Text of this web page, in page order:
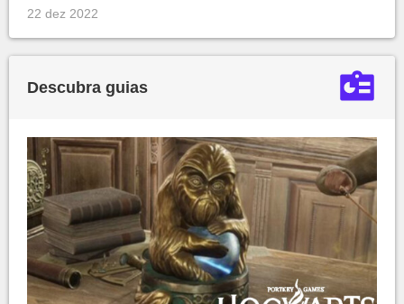
22 dez 2022
Descubra guias